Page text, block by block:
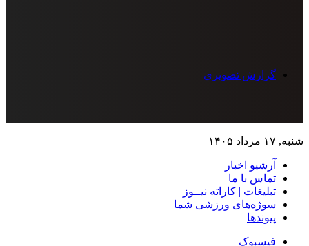
گزارش تصویری
شنبه, ۱۷ مرداد ۱۴۰۵
آرشیو اخبار
تماس‌ با‌ ما
تبلیغات | کاراته نیــوز
سوژه‌های ورزشی شما
پیوندها
فیسبوک